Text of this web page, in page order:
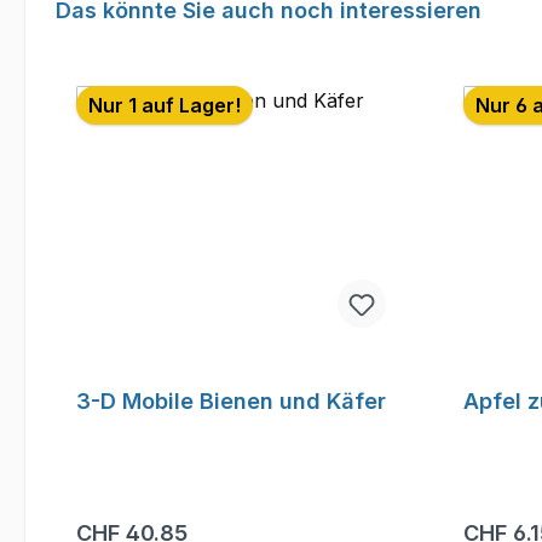
Produktgalerie überspringen
Das könnte Sie auch noch interessieren
Nur 1 auf Lager!
3-D Mobile Bienen und Käfer
Regulärer Preis:
CHF 40.85
Nur 6
Apfel
CHF